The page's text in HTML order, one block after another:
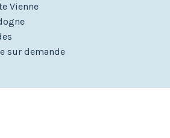
Vienne
sur demande